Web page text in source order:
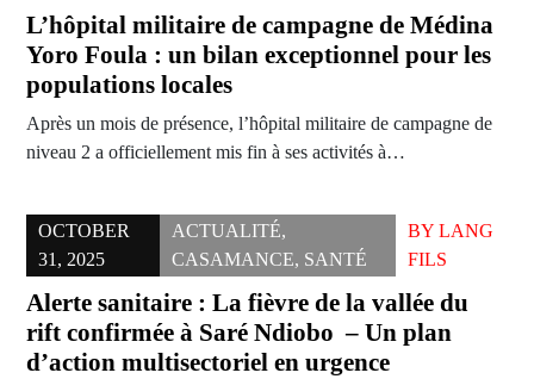
L’hôpital militaire de campagne de Médina
Yoro Foula : un bilan exceptionnel pour les
populations locales
Après un mois de présence, l’hôpital militaire de campagne de
niveau 2 a officiellement mis fin à ses activités à…
OCTOBER
31, 2025
ACTUALITÉ,
CASAMANCE, SANTÉ
BYLANG
FILS
Alerte sanitaire : La fièvre de la vallée du
rift confirmée à Saré Ndiobo – Un plan
d’action multisectoriel en urgence